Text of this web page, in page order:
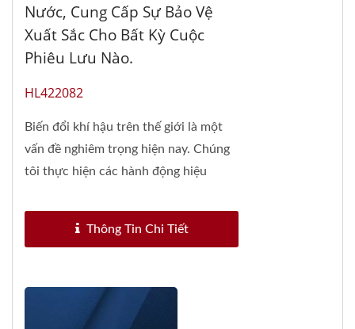
Nước, Cung Cấp Sự Bảo Vệ
Xuất Sắc Cho Bất Kỳ Cuộc
Phiêu Lưu Nào.
HL422082
Biến đổi khí hậu trên thế giới là một
vấn đề nghiêm trọng hiện nay. Chúng
tôi thực hiện các hành động hiệu
Thông Tin Chi Tiết